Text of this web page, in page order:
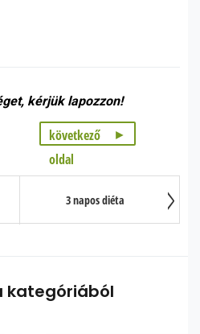
kérjük lapozzon!
következő
oldal
3 napos diéta
kategóriából